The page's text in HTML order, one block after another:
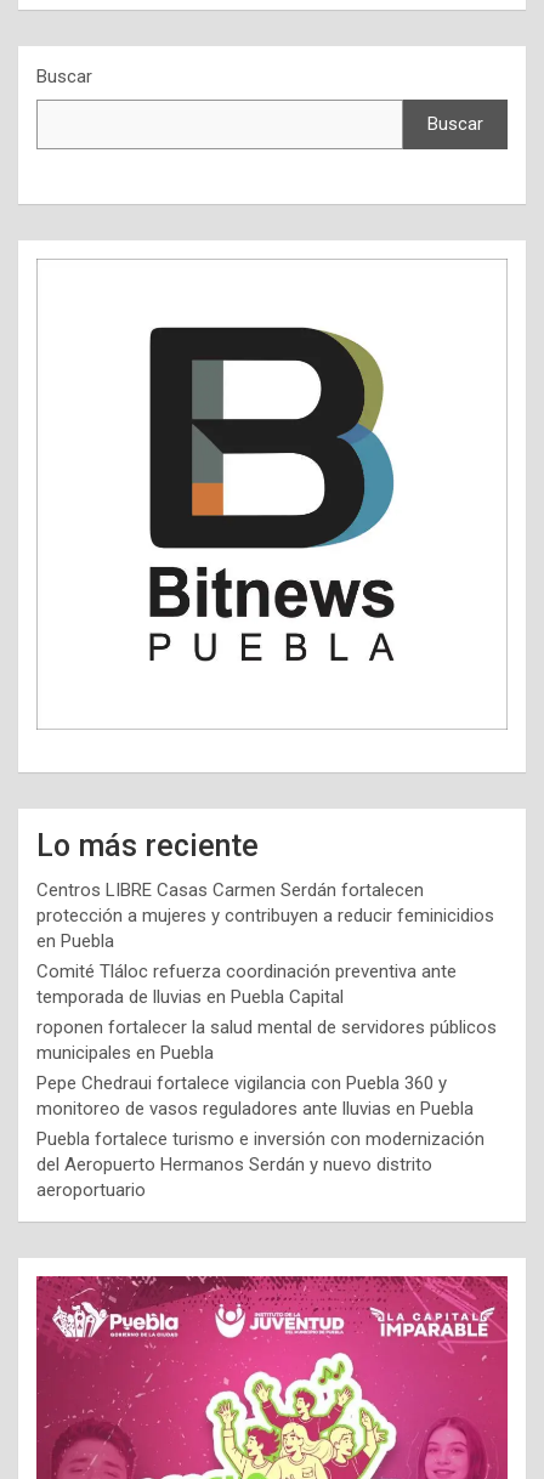
Buscar
Buscar
Lo más reciente
Centros LIBRE Casas Carmen Serdán fortalecen
protección a mujeres y contribuyen a reducir feminicidios
en Puebla
Comité Tláloc refuerza coordinación preventiva ante
temporada de lluvias en Puebla Capital
roponen fortalecer la salud mental de servidores públicos
municipales en Puebla
Pepe Chedraui fortalece vigilancia con Puebla 360 y
monitoreo de vasos reguladores ante lluvias en Puebla
Puebla fortalece turismo e inversión con modernización
del Aeropuerto Hermanos Serdán y nuevo distrito
aeroportuario